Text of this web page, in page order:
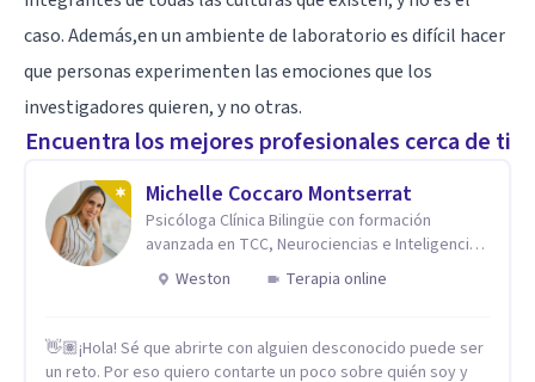
caso. Además,en un ambiente de laboratorio es difícil hacer
que personas experimenten las emociones que los
investigadores quieren, y no otras.
Encuentra los mejores profesionales cerca de ti
Michelle Coccaro Montserrat
Psicóloga Clínica Bilingüe con formación
avanzada en TCC, Neurociencias e Inteligencia
Emocional.
Weston Terapia online
👋🏽¡Hola! Sé que abrirte con alguien desconocido puede ser
un reto. Por eso quiero contarte un poco sobre quién soy y